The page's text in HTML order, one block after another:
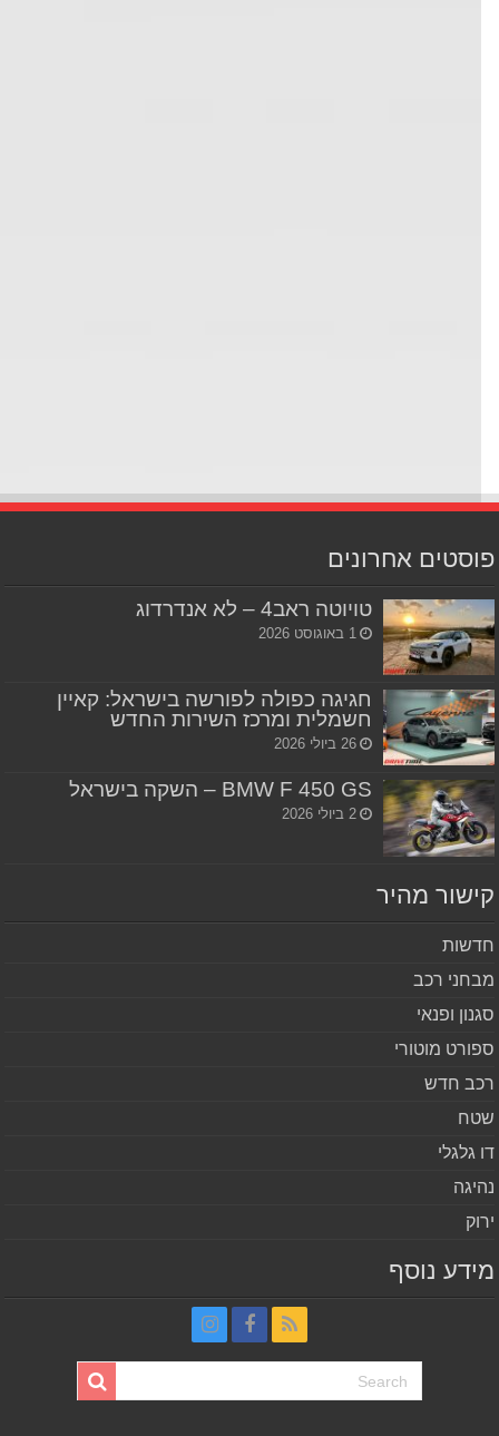
אחרונים
טויוטה ראב4 – לא אנדרדוג
1 באוגוסט 2026
חגיגה כפולה לפורשה בישראל: קאיין
חשמלית ומרכז השירות החדש
26 ביולי 2026
BMW F 450 GS – השקה בישראל
2 ביולי 2026
מהיר
רכב
ופנאי
מוטורי
חדש
גלגלי
נוסף